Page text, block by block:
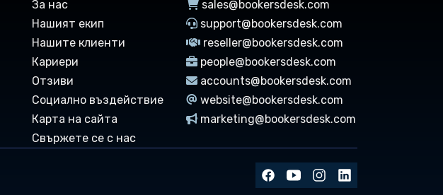
За нас
Нашият екип
Нашите клиенти
Кариери
Отзиви
Социално въздействие
Карта на сайта
Свържете се с нас
sales@bookersdesk.com
support@bookersdesk.com
reseller@bookersdesk.com
people@bookersdesk.com
accounts@bookersdesk.com
website@bookersdesk.com
marketing@bookersdesk.com